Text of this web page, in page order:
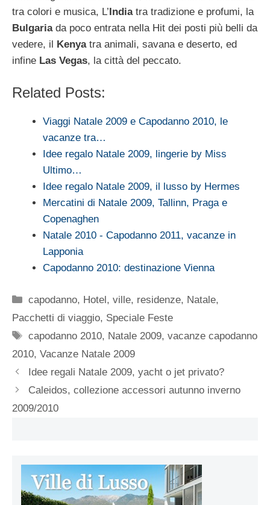
tra colori e musica, L’Indiatra tradizione e profumi, la
Bulgariada poco entrata nella Hit dei posti più belli da
vedere, il Kenyatra animali, savana e deserto, ed
infine Las Vegas, la città del peccato.
Related Posts:
Viaggi Natale 2009 e Capodanno 2010, le
vacanze tra…
Idee regalo Natale 2009, lingerie by Miss
Ultimo…
Idee regalo Natale 2009, il lusso by Hermes
Mercatini di Natale 2009, Tallinn, Praga e
Copenaghen
Natale 2010 - Capodanno 2011, vacanze in
Lapponia
Capodanno 2010: destinazione Vienna
Categorie
capodanno, Hotel, ville, residenze, Natale,
Pacchetti di viaggio, Speciale Feste
Tag
capodanno 2010, Natale 2009,vacanze capodanno
2010, Vacanze Natale 2009
Idee regali Natale 2009, yacht o jet privato?
Caleidos, collezione accessori autunno inverno
2009/2010